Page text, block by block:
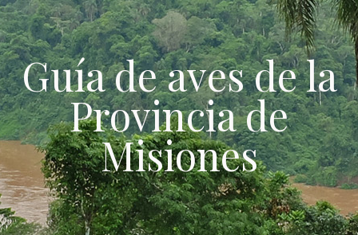
Skip to content
Guía de aves de la
Provincia de
Misiones